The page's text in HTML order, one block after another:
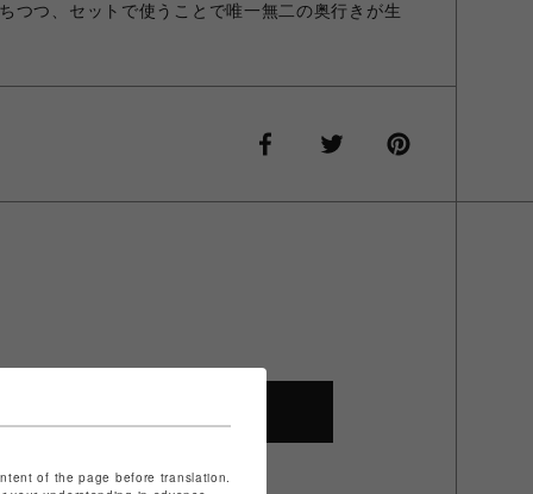
つつ、セットで使うことで唯一無二の奥行きが生
of the page before translation.